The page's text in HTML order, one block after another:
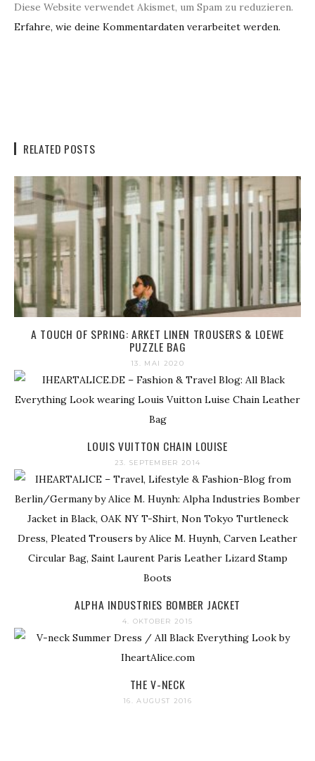
Diese Website verwendet Akismet, um Spam zu reduzieren.
Erfahre, wie deine Kommentardaten verarbeitet werden.
RELATED POSTS
A TOUCH OF SPRING: ARKET LINEN TROUSERS & LOEWE
PUZZLE BAG
13. MAI 2020
LOUIS VUITTON CHAIN LOUISE
23. SEPTEMBER 2014
ALPHA INDUSTRIES BOMBER JACKET
4. OKTOBER 2015
THE V-NECK
16. AUGUST 2016